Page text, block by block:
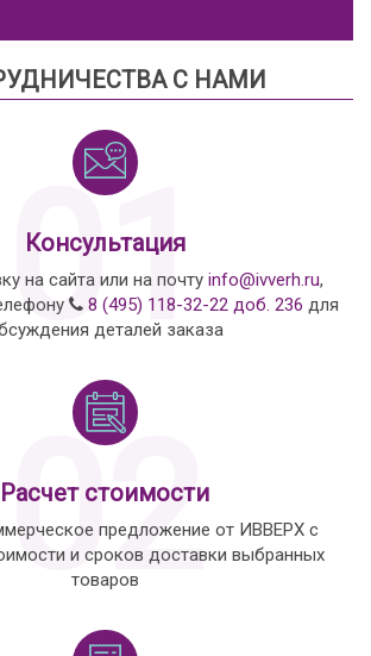
С НАМИ
01
Консультация
на сайта или на почту info@ivverh.ru,
8 (495) 118-32-22 доб. 236 для
деталей заказа
02
Расчет стоимости
предложение от ИВВЕРХ с
и сроков доставки выбранных
товаров